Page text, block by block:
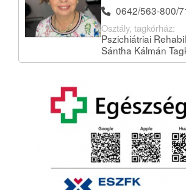
0642/563-800/
Osztály, tagkórház:
Pszichiátriai
Sántha Kálmán